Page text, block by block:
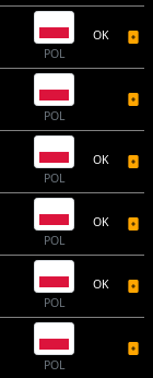
POL
OK
POL
POL
OK
POL
OK
POL
OK
POL